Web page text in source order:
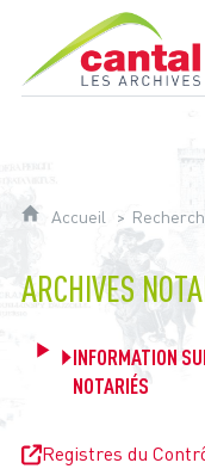
Archives
Accueil
ARCHIVES
INFORMATION
NOTARIÉS
Registres du